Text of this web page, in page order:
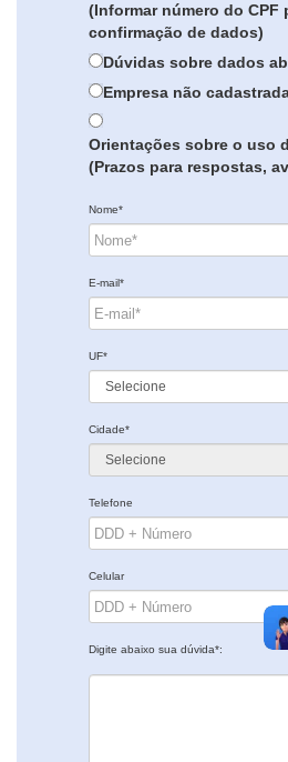
(Informar número do CPF
confirmação de dados)
Dúvidas sobre dados
Empresa não
Orientações sobre o uso
(Prazos para respostas,
Nome*
E-mail*
UF*
Cidade*
Telefone
Celular
Digite abaixo sua dúvida*: